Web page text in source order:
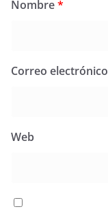
Nombre*
Correo electrónico
Web